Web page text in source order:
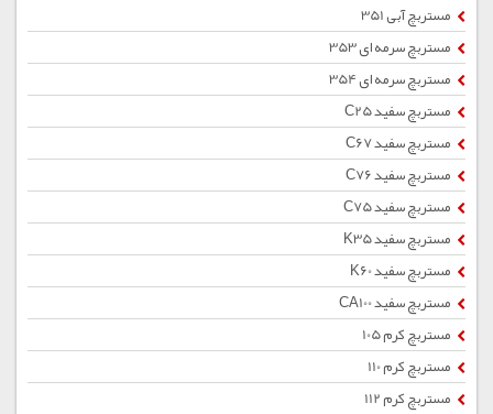
مستربچ آبی 351
مستربچ سرمه ای 353
مستربچ سرمه ای 354
مستربچ سفید C25
مستربچ سفید C67
مستربچ سفید C76
مستربچ سفید C75
مستربچ سفید K35
مستربچ سفید K60
مستربچ سفید CA100
مستربچ کرم 105
مستربچ کرم 110
مستربچ کرم 112